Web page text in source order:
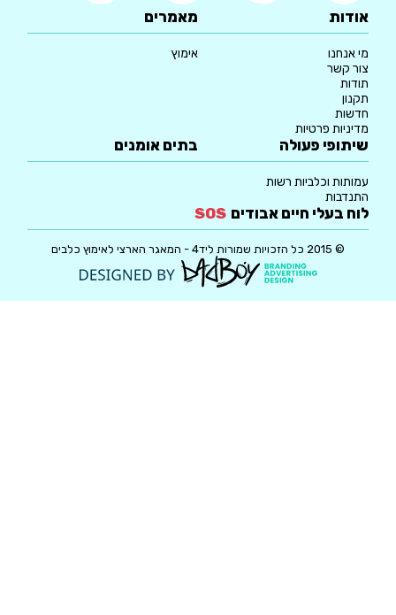
אודות
מי אנחנו
צור קשר
תודות
תקנון
חדשות
מדיניות פרטיות
מאמרים
אימוץ
שיתופי פעולה
עמותות וכלביות רשות
התנדבות
בתים אומנים
לוח בעלי חיים אבודים SOS
© 2015 כל הזכויות שמורות ליד4 - המאגר הארצי לאימוץ כלבים